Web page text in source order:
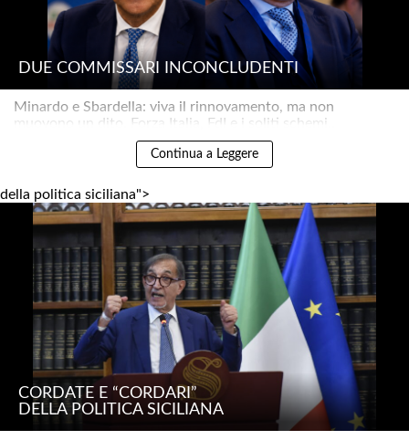
DUE COMMISSARI INCONCLUDENTI
Minardo e Sbardella: viva il rinnovamento, ma non
muovono un dito. Forza Italia, FdI e i soliti schemi..
Continua a Leggere
della politica siciliana">
CORDATE E “CORDARI”
DELLA POLITICA SICILIANA